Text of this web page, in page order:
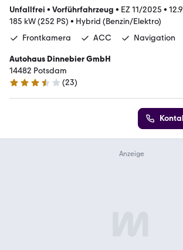
Unfallfrei • Vorführfahrzeug • EZ 11/2025 •
185 kW (252 PS) • Hybrid (Benzin/Elektro)
Frontkamera
ACC Navigation
Autohaus Dinnebier GmbH
14482 Potsdam
3.6 Sterne
(23)